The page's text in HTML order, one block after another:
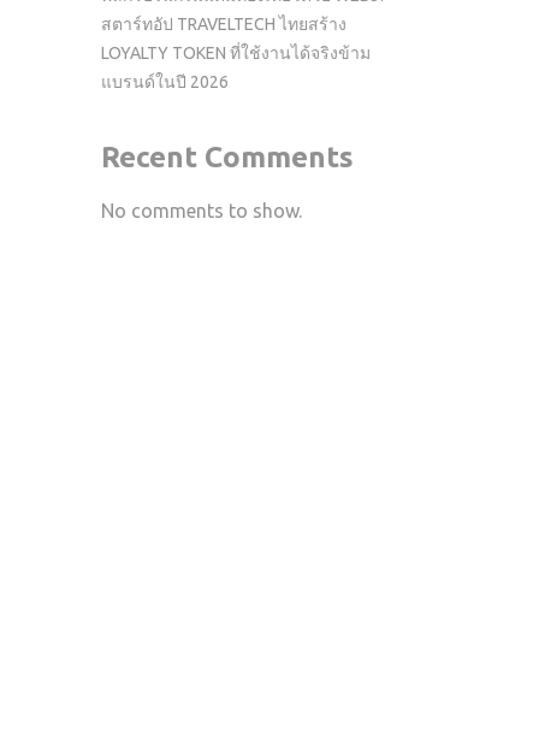
สตาร์ทอัป TRAVELTECH ไทยสร้าง
LOYALTY TOKEN ที่ใช้งานได้จริงข้าม
แบรนด์ในปี 2026
Recent Comments
No comments to show.